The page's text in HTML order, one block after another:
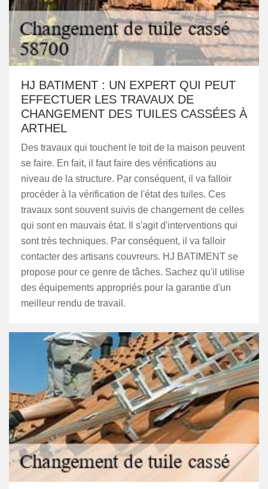
HJ BATIMENT : UN EXPERT QUI PEUT
EFFECTUER LES TRAVAUX DE
CHANGEMENT DES TUILES CASSÉES À
ARTHEL
Des travaux qui touchent le toit de la maison peuvent
se faire. En fait, il faut faire des vérifications au
niveau de la structure. Par conséquent, il va falloir
procéder à la vérification de l'état des tuiles. Ces
travaux sont souvent suivis de changement de celles
qui sont en mauvais état. Il s'agit d'interventions qui
sont très techniques. Par conséquent, il va falloir
contacter des artisans couvreurs. HJ BATIMENT se
propose pour ce genre de tâches. Sachez qu'il utilise
des équipements appropriés pour la garantie d'un
meilleur rendu de travail.